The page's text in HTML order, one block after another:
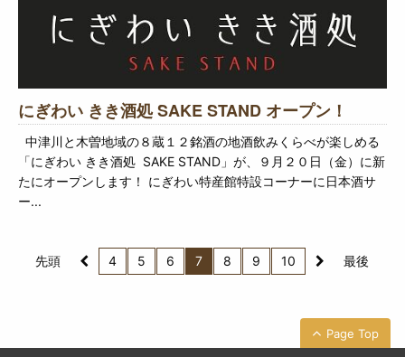
にぎわい きき酒処 SAKE STAND オープン！
中津川と木曽地域の８蔵１２銘酒の地酒飲みくらべが楽しめる
「にぎわい きき酒処 SAKE STAND」が、９月２０日（金）に新
たにオープンします！ にぎわい特産館特設コーナーに日本酒サ
ー...
先頭 4 5 6 7 8 9 10 最後
Page Top